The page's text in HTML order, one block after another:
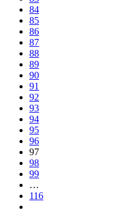
84
85
86
87
88
89
90
91
92
93
94
95
96
97
98
99
…
116